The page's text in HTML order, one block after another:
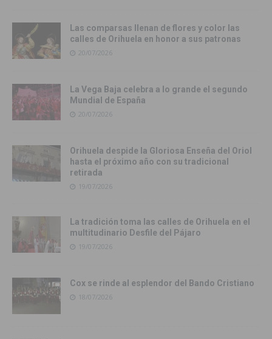
Las comparsas llenan de flores y color las
calles de Orihuela en honor a sus patronas
20/07/2026
La Vega Baja celebra a lo grande el segundo
Mundial de España
20/07/2026
Orihuela despide la Gloriosa Enseña del Oriol
hasta el próximo año con su tradicional
retirada
19/07/2026
La tradición toma las calles de Orihuela en el
multitudinario Desfile del Pájaro
19/07/2026
Cox se rinde al esplendor del Bando Cristiano
18/07/2026